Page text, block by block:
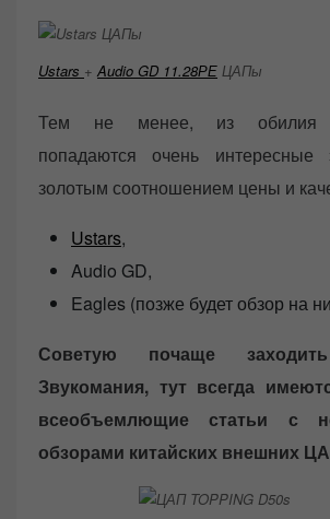
Ustars + Audio GD 11.28РЕ ЦАПы
Тем не менее, из обилия
попадаются очень интересные
золотым соотношением цены и
Ustars,
Audio GD,
Eagles (позже будет обзор на
Советую почаще
Звукомания, тут всегда
всеобъемлющие статьи с
обзорами китайских внешних